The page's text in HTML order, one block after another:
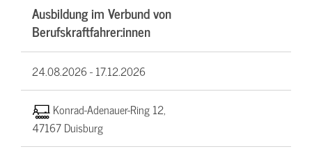
Ausbildung im Verbund von
Berufskraftfahrer:innen
24.08.2026 -17.12.2026
Konrad-Adenauer-Ring 12,
47167 Duisburg